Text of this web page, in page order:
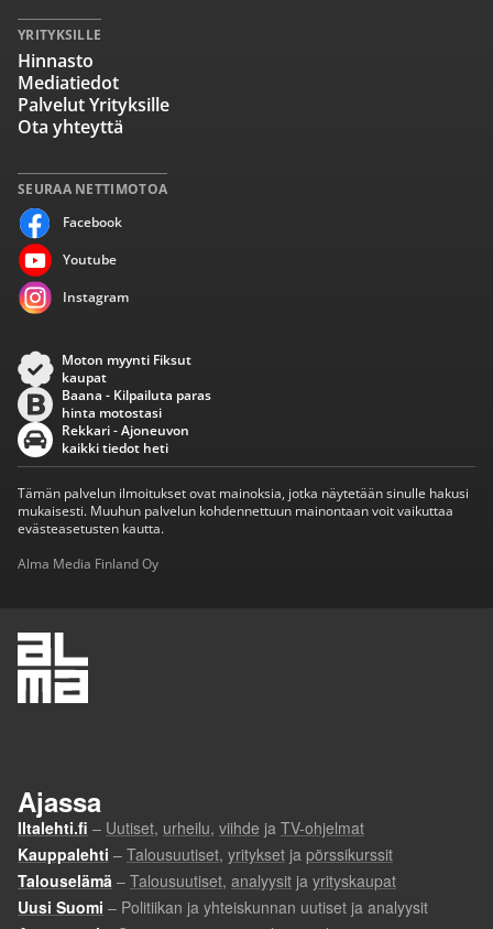
SEURAA NETTIMOTOA
Facebook
Youtube
Instagram
YRITYKSILLE
Hinnasto
Mediatiedot
Palvelut Yrityksille
Ota yhteyttä
Moton myynti Fiksut
kaupat
Baana - Kilpailuta paras
hinta motostasi
Rekkari - Ajoneuvon
kaikki tiedot heti
Tämän palvelun ilmoitukset ovat mainoksia, jotka näytetään sinulle hakusi
mukaisesti. Muuhun palvelun kohdennettuun mainontaan voit vaikuttaa
evästeasetusten kautta.
Alma Media Finland Oy